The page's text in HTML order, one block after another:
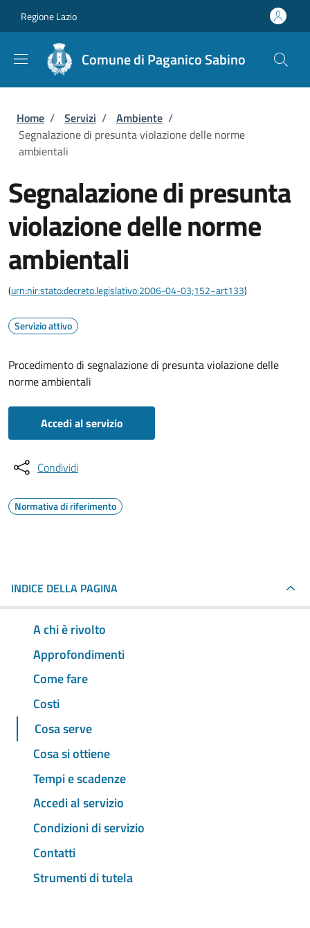
Regione Lazio
Comune di Paganico Sabino
Briciole di pane
Home / Servizi / Ambiente /
Segnalazione di presunta violazione delle norme
ambientali
Segnalazione di presunta
violazione delle norme
ambientali
(urn:nir:stato:decreto.legislativo:2006-04-03;152~art133)
Servizio attivo
Procedimento di segnalazione di presunta violazione delle
norme ambientali
Accedi al servizio
Condividi
Normativa di riferimento
INDICE DELLA PAGINA
A chi è rivolto
Approfondimenti
Come fare
Costi
Cosa serve
Cosa si ottiene
Tempi e scadenze
Accedi al servizio
Condizioni di servizio
Contatti
Strumenti di tutela